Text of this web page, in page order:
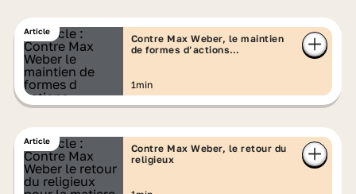
Article
Contre Max Weber, le maintien
de formes d’actions
1min
Article
Contre Max Weber, le retour du
religieux